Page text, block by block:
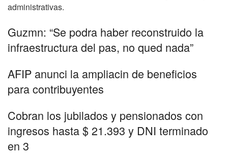
administrativas.
Guzmn: “Se podra haber reconstruido la
infraestructura del pas, no qued nada”
AFIP anunci la ampliacin de beneficios
para contribuyentes
Cobran los jubilados y pensionados con
ingresos hasta $ 21.393 y DNI terminado
en 3